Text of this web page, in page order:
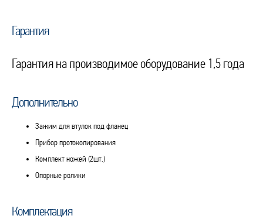
Гарантия
Гарантия на производимое оборудование 1,5 года
Дополнительно
Зажим для втулок под фланец
Прибор протоколирования
Комплект ножей (2шт.)
Опорные ролики
Комплектация